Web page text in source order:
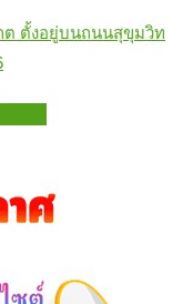
ต ตั้งอยู่บนถนนสุขุมวิท